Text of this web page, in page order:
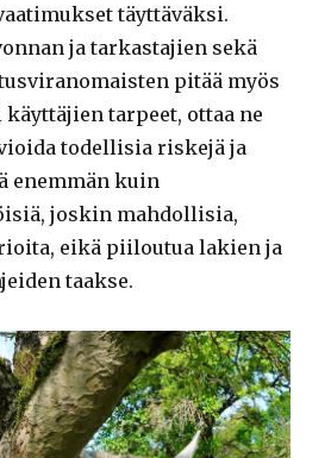
täyttäväksi.
ja tarkastajien sekä
pitää myös
tarpeet, ottaa ne
todellisia riskejä ja
enemmän kuin
joskin mahdollisia,
eikä piiloutua lakien ja
taakse.